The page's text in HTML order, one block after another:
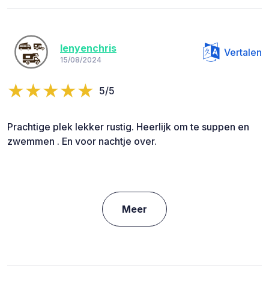
lenyenchris
15/08/2024
Vertalen
5/5
Prachtige plek lekker rustig. Heerlijk om te suppen en
zwemmen . En voor nachtje over.
Meer